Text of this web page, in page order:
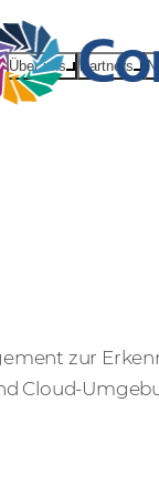
Über uns Partners
zur
Cloud-